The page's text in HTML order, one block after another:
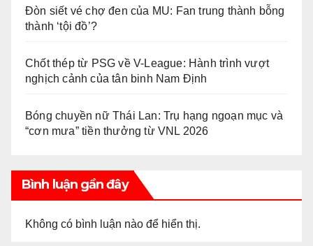
Đòn siết vé chợ đen của MU: Fan trung thành bỗng
thành ‘tội đồ’?
Chốt thép từ PSG về V-League: Hành trình vượt
nghịch cảnh của tân binh Nam Định
Bóng chuyền nữ Thái Lan: Trụ hạng ngoạn mục và
“cơn mưa” tiền thưởng từ VNL 2026
Bình luận gần đây
Không có bình luận nào để hiển thị.